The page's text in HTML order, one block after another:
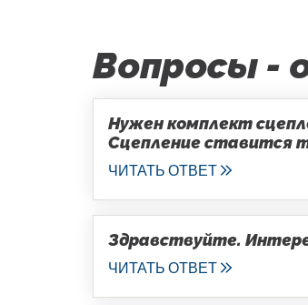
Вопросы -
Нужен комплект
Сцепление ставится
ЧИТАТЬ ОТВЕТ
Здравствуйте.
ЧИТАТЬ ОТВЕТ